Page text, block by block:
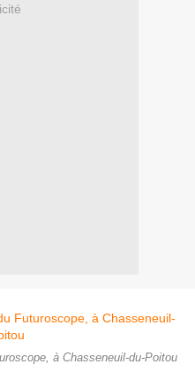
à Chasseneuil-du-Poitou